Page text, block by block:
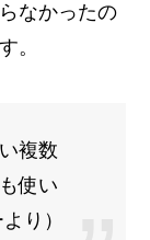
なかったの
。
複数
使い
り）